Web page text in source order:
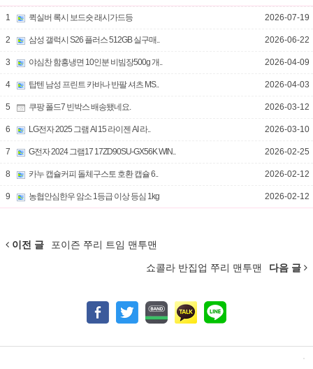
1 퀵실버 록시 보드숏 래시가드등 2026-07-19
2 삼성 갤럭시 S26 플러스 512GB 실구매.. 2026-06-22
3 야심찬 함흥냉면 10인분 비빔장500g 개.. 2026-04-09
4 탑텐 남성 프린트 카바나 반팔 셔츠 MS.. 2026-04-03
5 쿠팡 폴드7 빈박스 배송됐네요. 2026-03-12
6 LG전자 2025 그램 AI 15 라이젠 AI 라.. 2026-03-10
7 G전자 2024 그램17 17ZD90SU-GX56K WIN.. 2026-02-25
8 카누 캡슐커피 돌체구스토 호환 캡슐 6.. 2026-02-12
9 농협안심한우 암소 1등급 이상 등심 1kg 2026-02-12
이전 글 포이즌 쭈리 트임 맨투맨
쇼콜라 반집업 쭈리 맨투맨 다음 글